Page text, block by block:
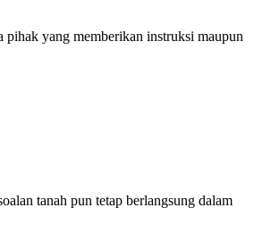
pihak yang memberikan instruksi maupun
tanah pun tetap berlangsung dalam